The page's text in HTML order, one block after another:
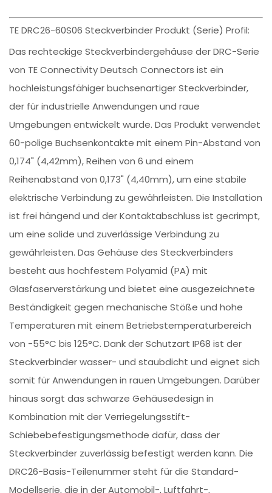
TE DRC26-60S06 Steckverbinder Produkt (Serie) Profil:
Das rechteckige Steckverbindergehäuse der DRC-Serie
von TE Connectivity Deutsch Connectors ist ein
hochleistungsfähiger buchsenartiger Steckverbinder,
der für industrielle Anwendungen und raue
Umgebungen entwickelt wurde. Das Produkt verwendet
60-polige Buchsenkontakte mit einem Pin-Abstand von
0,174" (4,42mm), Reihen von 6 und einem
Reihenabstand von 0,173" (4,40mm), um eine stabile
elektrische Verbindung zu gewährleisten. Die Installation
ist frei hängend und der Kontaktabschluss ist gecrimpt,
um eine solide und zuverlässige Verbindung zu
gewährleisten. Das Gehäuse des Steckverbinders
besteht aus hochfestem Polyamid (PA) mit
Glasfaserverstärkung und bietet eine ausgezeichnete
Beständigkeit gegen mechanische Stöße und hohe
Temperaturen mit einem Betriebstemperaturbereich
von -55°C bis 125°C. Dank der Schutzart IP68 ist der
Steckverbinder wasser- und staubdicht und eignet sich
somit für Anwendungen in rauen Umgebungen. Darüber
hinaus sorgt das schwarze Gehäusedesign in
Kombination mit der Verriegelungsstift-
Schiebebefestigungsmethode dafür, dass der
Steckverbinder zuverlässig befestigt werden kann. Die
DRC26-Basis-Teilenummer steht für die Standard-
Modellserie, die in der Automobil-, Luftfahrt-,